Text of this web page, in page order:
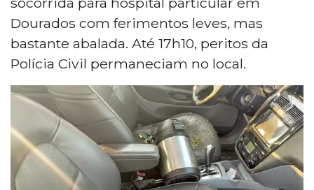
Dourados com ferimentos leves, mas
bastante abalada. Até 17h10, peritos da
Polícia Civil permaneciam no local.